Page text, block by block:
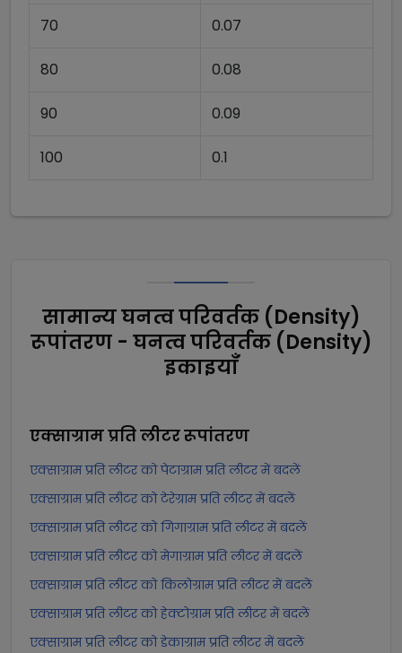
70 0.07
80 0.08
90 0.09
100 0.1
सामान्य घनत्व परिवर्तक (Density)
रूपांतरण - घनत्व परिवर्तक (Density)
इकाइयाँ
एक्साग्राम प्रति लीटररूपांतरण
एक्साग्राम प्रति लीटर को पेटाग्राम प्रति लीटर में बदलें
एक्साग्राम प्रति लीटर को टेरेग्राम प्रति लीटर में बदलें
एक्साग्राम प्रति लीटर को गिगाग्राम प्रति लीटर में बदलें
एक्साग्राम प्रति लीटर को मेगाग्राम प्रति लीटर में बदलें
एक्साग्राम प्रति लीटर को किलोग्राम प्रति लीटर में बदलें
एक्साग्राम प्रति लीटर को हेक्टोग्राम प्रति लीटर में बदलें
एक्साग्राम प्रति लीटर को डेकाग्राम प्रति लीटर में बदलें